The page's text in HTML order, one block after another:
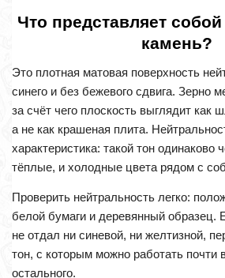
Что представляет
камень?
Это плотная матовая поверхность
синего и без бежевого сдвига. Зерно
за счёт чего плоскость выглядит как
а не как крашеная плита.
характеристика: такой тон одинаково
тёплые, и холодные цвета рядом с
Проверить нейтральность легко:
белой бумаги и деревянный образец.
не отдал ни синевой, ни желтизной,
тон, с которым можно работать почти
остального.